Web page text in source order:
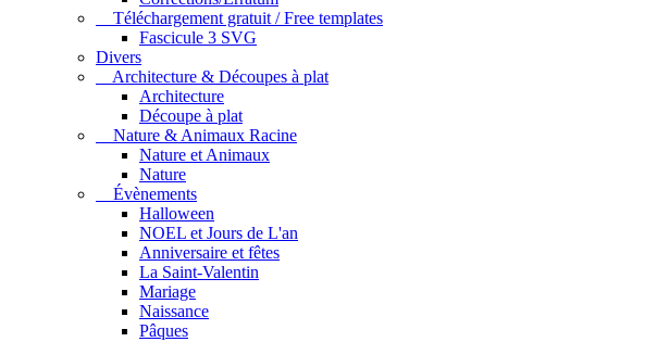
Téléchargement gratuit / Free templates
Fascicule 3 SVG
Divers
Architecture & Découpes à plat
Architecture
Découpe à plat
Nature & Animaux Racine
Nature et Animaux
Nature
Évènements
Halloween
NOEL et Jours de L'an
Anniversaire et fêtes
La Saint-Valentin
Mariage
Naissance
Pâques